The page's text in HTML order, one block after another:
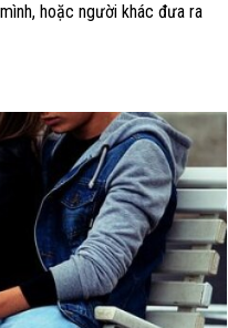
hoặc người khác đưa ra